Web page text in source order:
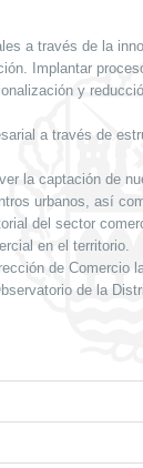
a través de la
Implantar
y
a través de
la captación de
urbanos, así
del sector
en el territorio.
de Comercio
de la